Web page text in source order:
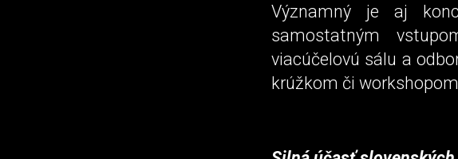
Významný je aj
samostatným
viacúčelovú sálu a
krúžkom či